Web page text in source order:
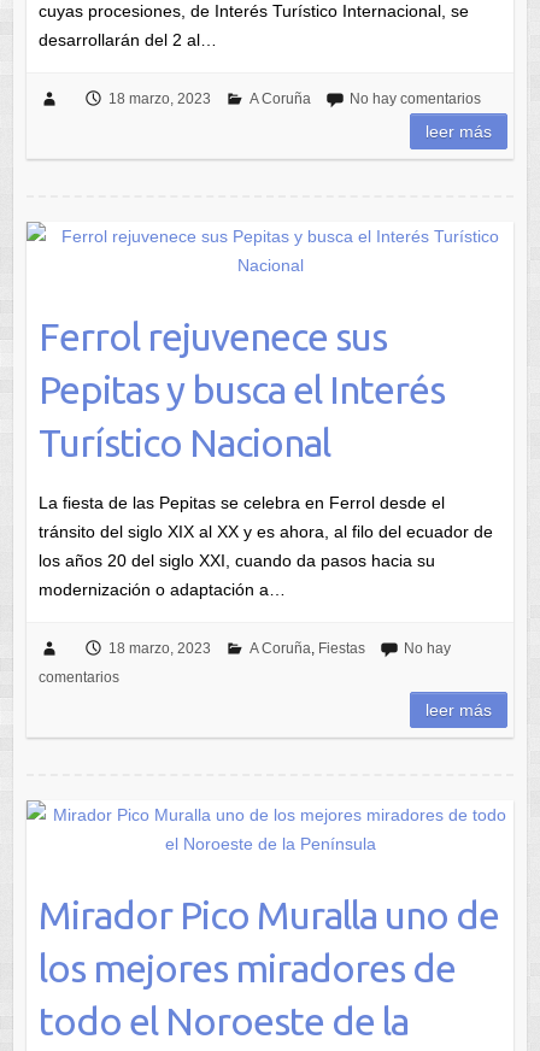
cuyas procesiones, de Interés Turístico Internacional, se
desarrollarán del 2 al…
18 marzo, 2023 A Coruña No hay comentarios
leer más
Ferrol rejuvenece sus
Pepitas y busca el Interés
Turístico Nacional
La fiesta de las Pepitas se celebra en Ferrol desde el
tránsito del siglo XIX al XX y es ahora, al filo del ecuador de
los años 20 del siglo XXI, cuando da pasos hacia su
modernización o adaptación a…
18 marzo, 2023 A Coruña, Fiestas
No hay
comentarios
leer más
Mirador Pico Muralla uno de
los mejores miradores de
todo el Noroeste de la